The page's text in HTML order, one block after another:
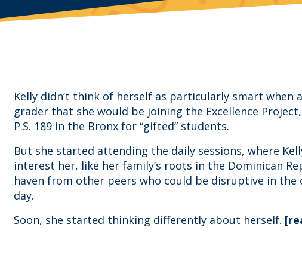
Kelly didn’t think of herself as particularly smart when
grader that she would be joining the Excellence
P.S. 189 in the Bronx for “gifted” students.
But she started attending the daily sessions, where
interest her, like her family’s roots in the Dominican
haven from other peers who could be disruptive in the
day.
Soon, she started thinking differently about herself.